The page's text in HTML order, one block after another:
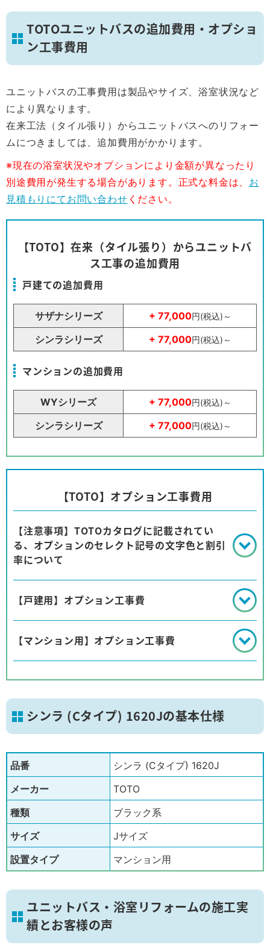
TOTOユニットバスの追加費用・オプショ
ン工事費用
ユニットバスの工事費用は製品やサイズ、浴室状況など
により異なります。
在来工法（タイル張り）からユニットバスへのリフォー
ムにつきましては、追加費用がかかります。
※現在の浴室状況やオプションにより金額が異なったり
別途費用が発生する場合があります。正式な料金は、 お
見積もりにてお問い合わせ ください。
【TOTO】在来（タイル張り）からユニットバ
ス工事の追加費用
戸建ての追加費用
サザナシリーズ + 77,000円(税込)～
シンラシリーズ + 77,000円(税込)～
マンションの追加費用
WYシリーズ + 77,000円(税込)～
シンラシリーズ + 77,000円(税込)～
【TOTO】オプション工事費用
【注意事項】TOTOカタログに記載されてい
る、オプションのセレクト記号の文字色と割引
率について
【戸建用】オプション工事費
【マンション用】オプション工事費
シンラ (Cタイプ) 1620Jの基本仕様
品番
シンラ (Cタイプ) 1620J
メーカー
TOTO
種類
ブラック系
サイズ
Jサイズ
設置タイプ
マンション用
ユニットバス・浴室リフォームの施工実
績とお客様の声